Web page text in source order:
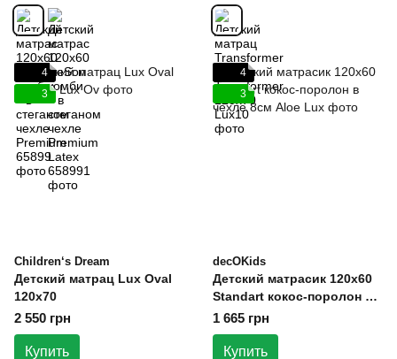
4
3
Children‘s Dream
Детский матрац Lux Oval
120х70
2 550 грн
Купить
4
3
decOKids
Детский матрасик 120х60
Standart кокос-поролон в
чехле 8см
1 665 грн
Купить